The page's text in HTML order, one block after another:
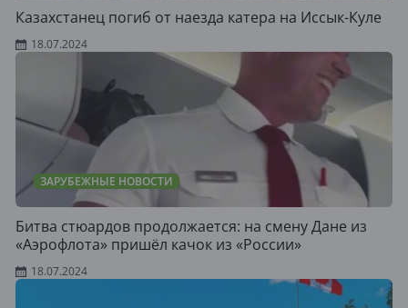
Казахстанец погиб от наезда катера на Иссык-Куле
18.07.2024
ЗАРУБЕЖНЫЕ НОВОСТИ
Битва стюардов продолжается: на смену Дане из
«Аэрофлота» пришёл качок из «России»
18.07.2024